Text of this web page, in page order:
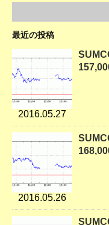
最近の投稿
2016.05.27
2016.05.26